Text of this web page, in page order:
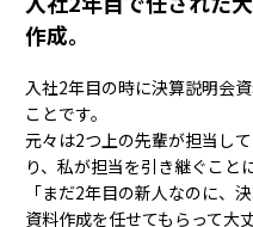
作成。
入社2年目の時に決算説明会
ことです。
元々は2つ上の先輩が担当し
り、私が担当を引き継ぐこと
「まだ2年目の新人なのに、
資料作成を任せてもらって大